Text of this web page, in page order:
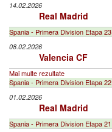
14.02.2026
Real Madrid
Spania - Primera Division Etapa 23
08.02.2026
Valencia CF
Mai multe rezultate
Spania - Primera Division Etapa 22
01.02.2026
Real Madrid
Spania - Primera Division Etapa 21